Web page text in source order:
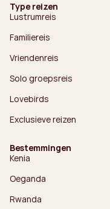
Type reizen
Lustrumreis
Familiereis
Vriendenreis
Solo groepsreis
Lovebirds
Exclusieve reizen
Bestemmingen
Kenia
Oeganda
Rwanda